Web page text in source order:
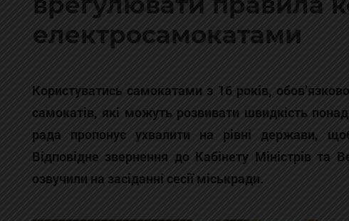
електросамокатами
Користуватись самокатами з 16 років,
самокатів, які можуть розвивати швидкість
рада пропонує ухвалити на рівні держави,
Відповідне звернення до Кабінету Міністрів та
озвучили на засіданні сесії міськради.